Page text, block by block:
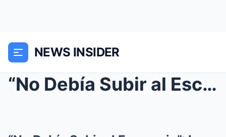
NEWS INSIDER
“No Debía Subir al Escenario”: La Dolorosa Confesi...